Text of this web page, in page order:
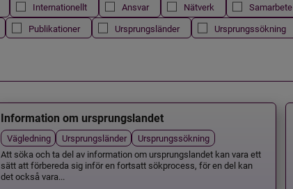
Internationellt Ansvar Nätverk Samarbete
Publikationer Ursprungsländer Ursprungssökning
Information om ursprungslandet
Vägledning Ursprungsländer
Ursprungssökning
Att söka och ta del av information om ursprungslandet kan vara ett
sätt att förbereda sig inför en fortsatt sökprocess, för en del kan
det också vara...